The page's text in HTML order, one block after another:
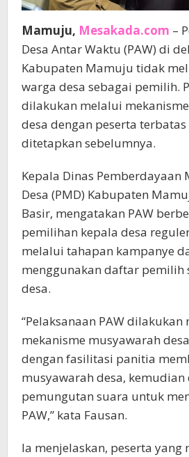
Mamuju, Mesakada.com –
Desa Antar Waktu (PAW) di
Kabupaten Mamuju tidak
warga desa sebagai pemilih.
dilakukan melalui
desa dengan peserta
ditetapkan sebelumnya.
Kepala Dinas Pemberdayaan
Desa (PMD) Kabupaten
Basir, mengatakan PAW
pemilihan kepala desa
melalui tahapan kampanye
menggunakan daftar pemilih
desa.
“Pelaksanaan PAW dilakukan
mekanisme musyawarah
dengan fasilitasi panitia
musyawarah desa,
pemungutan suara untuk
PAW,” kata Fausan.
Ia menjelaskan, peserta yang